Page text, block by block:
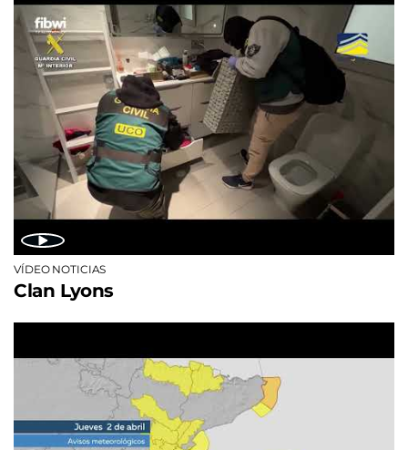
VÍDEO NOTICIAS
Clan Lyons